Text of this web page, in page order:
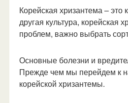
Корейская хризантема –
другая культура,
проблем, важно выбрать
Основные болезни и
Прежде чем мы перейдем к
корейской хризантемы.